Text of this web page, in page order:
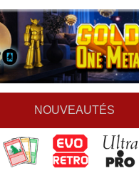
NOUVEAUTÉS